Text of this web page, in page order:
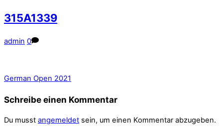
315A1339
admin 0
German Open 2021
Schreibe einen Kommentar
Du musst angemeldet sein, um einen Kommentar abzugeben.